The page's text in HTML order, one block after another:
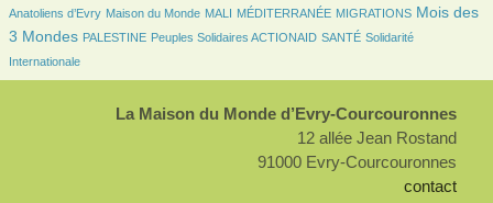
Anatoliens d’Evry
230/5181 Maison du Monde
43/5181 MALI
17/5181 MÉDITERRANÉE
313/5181 MIGRATIONS
2131/5181
Mois des
3 Mondes
242/5181 PALESTINE
188/5181 Peuples Solidaires ACTIONAID
294/5181 SANTÉ
537/5181
Solidarité
Internationale
La Maison du Monde d’Evry-Courcouronnes
12 allée Jean Rostand
91000 Evry-Courcouronnes
contact